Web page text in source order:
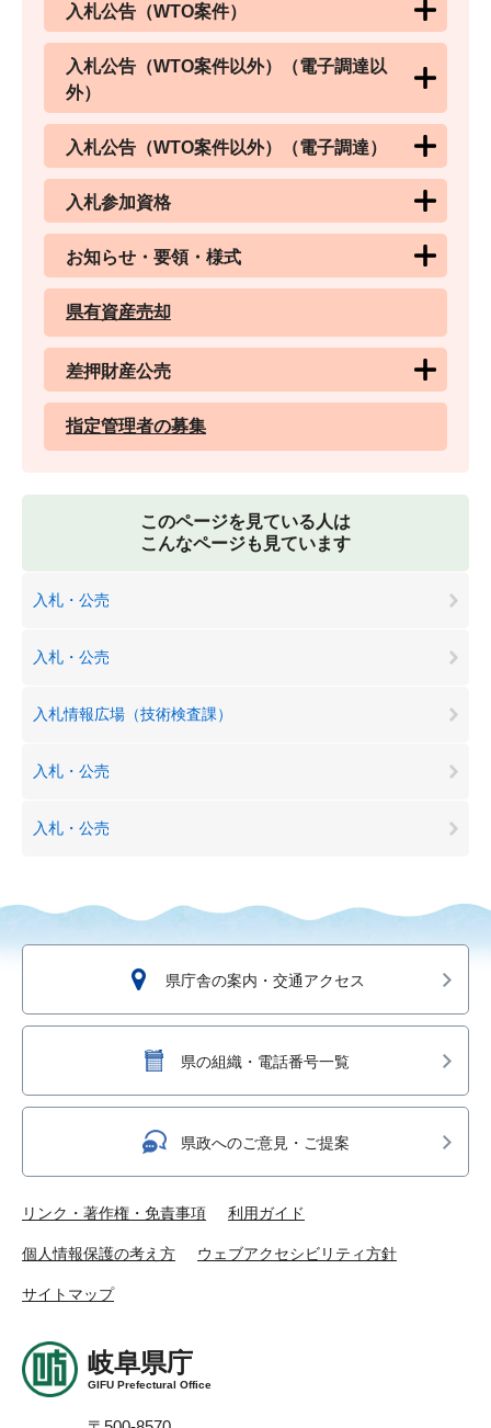
入札公告（WTO案件）
入札公告（WTO案件以外）（電子調達以
外）
入札公告（WTO案件以外）（電子調達）
入札参加資格
お知らせ・要領・様式
県有資産売却
差押財産公売
指定管理者の募集
このページを見ている人は
こんなページも見ています
入札・公売
入札・公売
入札情報広場（技術検査課）
入札・公売
入札・公売
県庁舎の案内・交通アクセス
県の組織・電話番号一覧
県政へのご意見・ご提案
リンク・著作権・免責事項 利用ガイド
個人情報保護の考え方 ウェブアクセシビリティ方針
サイトマップ
岐阜県庁
GIFU Prefectural Office